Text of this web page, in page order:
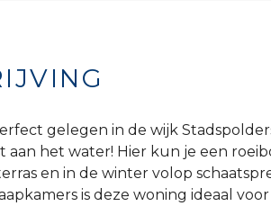
gelegen in de wijk
het water! Hier kun je een
en in de winter volop
is deze woning ideaal